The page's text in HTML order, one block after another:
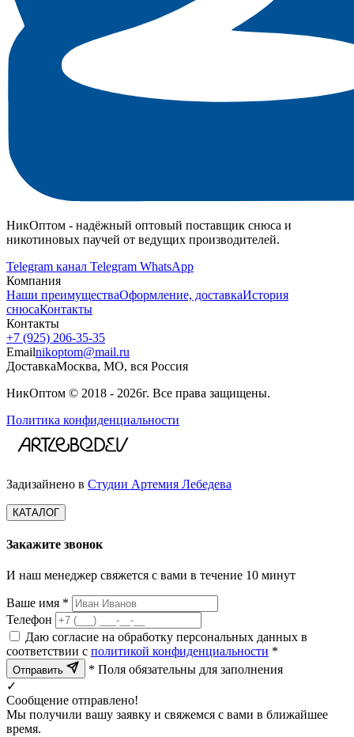
НикОптом - надёжный оптовый поставщик снюса и
никотиновых паучей от ведущих производителей.
Telegram канал Telegram WhatsApp
Компания
Наши преимуществаОформление, доставкаИстория
снюсаКонтакты
Контакты
+7 (925) 206‑35‑35
Emailnikoptom@mail.ru
ДоставкаМосква, МО, вся Россия
НикОптом © 2018 - 2026г. Все права защищены.
Политика конфиденциальности
Задизайнено в Студии Артемия Лебедева
КАТАЛОГ
Закажите звонок
И наш менеджер свяжется с вами в течение 10 минут
Ваше имя *
Телефон
Даю согласие на обработку персональных данных в
соответствии с политикой конфиденциальности *
Отправить
* Поля обязательны для заполнения
✓
Сообщение отправлено!
Мы получили вашу заявку и свяжемся с вами в ближайшее
время.